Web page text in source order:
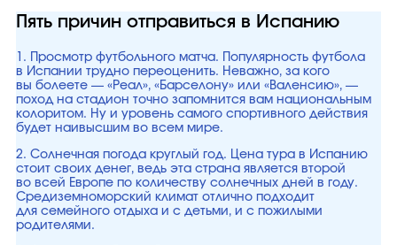
Пять причин отправиться в Испанию
1. Просмотр футбольного матча. Популярность футбола
в Испании трудно переоценить. Неважно, за кого
вы болеете — «Реал», «Барселону» или «Валенсию», —
поход на стадион точно запомнится вам национальным
колоритом. Ну и уровень самого спортивного действия
будет наивысшим во всем мире.
2. Солнечная погода круглый год. Цена тура в Испанию
стоит своих денег, ведь эта страна является второй
во всей Европе по количеству солнечных дней в году.
Средиземноморский климат отлично подходит
для семейного отдыха и с детьми, и с пожилыми
родителями.